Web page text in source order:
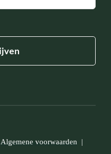
Algemene voorwaarden |